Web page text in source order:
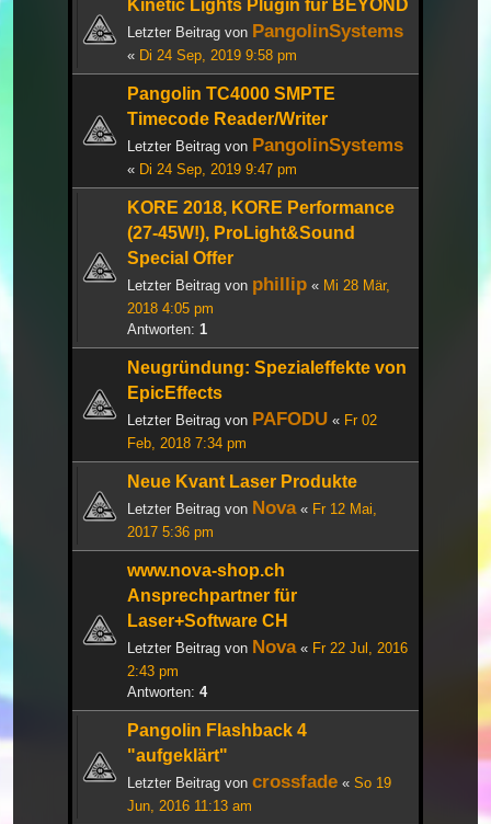
Kinetic Lights Plugin für BEYOND
Letzter Beitrag von PangolinSystems
« Di 24 Sep, 2019 9:58 pm
Pangolin TC4000 SMPTE
Timecode Reader/Writer
Letzter Beitrag von PangolinSystems
« Di 24 Sep, 2019 9:47 pm
KORE 2018, KORE Performance
(27-45W!), ProLight&Sound
Special Offer
Letzter Beitrag von phillip « Mi 28 Mär,
2018 4:05 pm
Antworten: 1
Neugründung: Spezialeffekte von
EpicEffects
Letzter Beitrag von PAFODU « Fr 02
Feb, 2018 7:34 pm
Neue Kvant Laser Produkte
Letzter Beitrag von Nova« Fr 12 Mai,
2017 5:36 pm
www.nova-shop.ch
Ansprechpartner für
Laser+Software CH
Letzter Beitrag von Nova« Fr 22 Jul, 2016
2:43 pm
Antworten: 4
Pangolin Flashback 4
"aufgeklärt"
Letzter Beitrag von crossfade « So 19
Jun, 2016 11:13 am